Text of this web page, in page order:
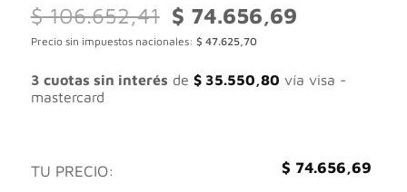
$106.652,41
El
precio
original
$ 106.652,41.
$ 74.656,69El
$ 74.656,69.
Precio sin impuestos nacionales: $ 47.625,70
3 cuotas sin interés de $35.550,80 vía visa -
mastercard
TU PRECIO: $ 74.656,69